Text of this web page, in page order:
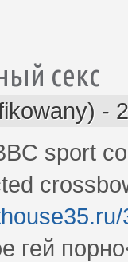
секс
-
sport
гей